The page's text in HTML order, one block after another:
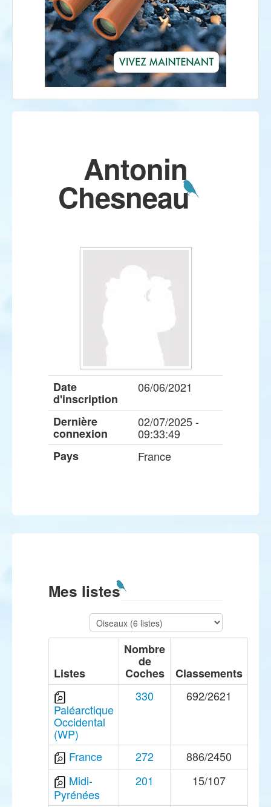
Antonin
Chesneau
Date
d'inscription
06/06/2021
Dernière
connexion
02/07/2025 -
09:33:49
Pays
France
Mes listes
Listes
Nombre
de
Coches Classements
Paléarctique
Occidental
(WP)
330 692/2621
France 272
886/2450
Midi-
Pyrénées
201 15/107